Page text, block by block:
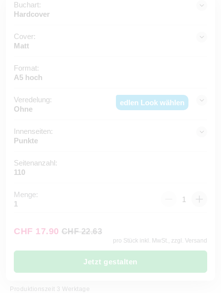
Buchart:
Hardcover
Cover:
Matt
Format:
A5 hoch
Veredelung:
Ohne
edlen Look wählen
Innenseiten:
Punkte
Seitenanzahl:
110
Menge:
1
CHF 17.90 CHF 22.63
pro Stück inkl. MwSt., zzgl. Versand
Jetzt gestalten
Produktionszeit 3 Werktage